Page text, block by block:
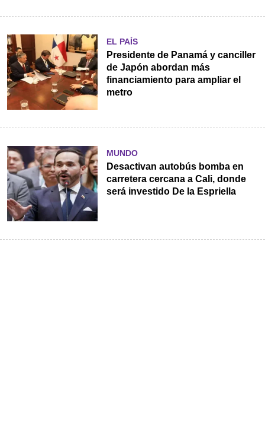
EL PAÍS
Presidente de Panamá y canciller
de Japón abordan más
financiamiento para ampliar el
metro
MUNDO
Desactivan autobús bomba en
carretera cercana a Cali, donde
será investido De la Espriella